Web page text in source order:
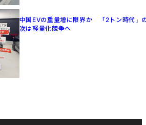
中国EVの重量増に限界か 「2トン時代」
次は軽量化競争へ